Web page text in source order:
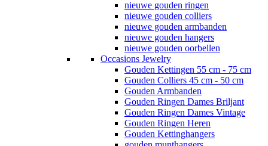
nieuwe gouden ringen
nieuwe gouden colliers
nieuwe gouden armbanden
nieuwe gouden hangers
nieuwe gouden oorbellen
Occasions Jewelry
Gouden Kettingen 55 cm - 75 cm
Gouden Colliers 45 cm - 50 cm
Gouden Armbanden
Gouden Ringen Dames Briljant
Gouden Ringen Dames Vintage
Gouden Ringen Heren
Gouden Kettinghangers